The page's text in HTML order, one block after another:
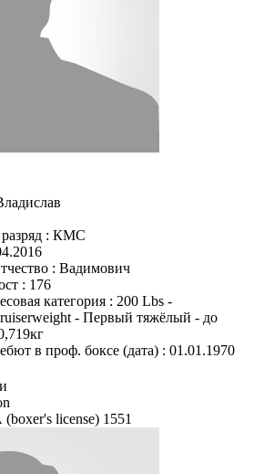
: КМС
: Вадимович
: 176
категория : 200 Lbs -
- Первый тяжёлый - до
в проф. боксе (дата) : 01.01.1970
license) 1551